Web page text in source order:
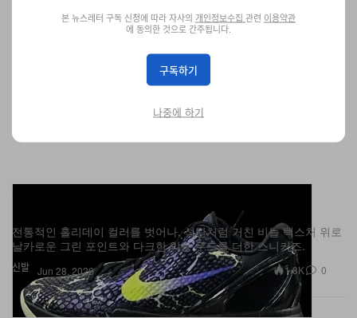
신발
크리스마스를 뒤집다: Nike Basketball Kobe 6
전통적인 홀리데이 컬러를 벗어나, 석탄처럼 거친 비늘 텍스처 위로
날카로운 그린 포인트와 다크한 악동 무드를 더한 스니커즈.
Jun 28, 2026 1.8K 0
본 뉴스레터 구독 신청에 따라 자사의 개인정보수집 관련 이용약관
에 동의한 것으로 간주됩니다.
구독하기
나중에 하기